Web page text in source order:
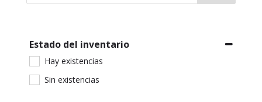
Estado del inventario
Hay existencias
Sin existencias